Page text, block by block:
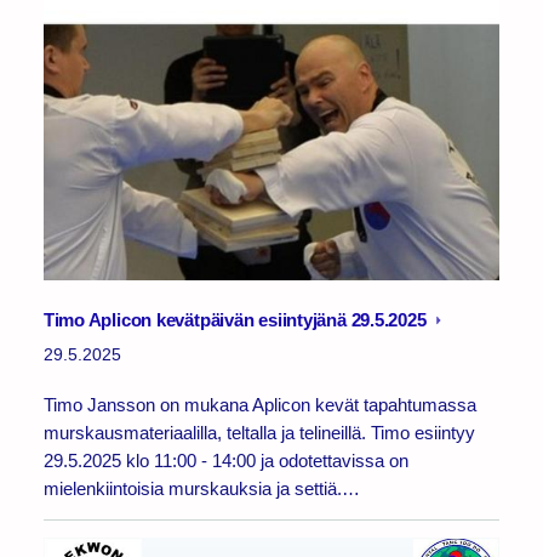
Timo Aplicon kevätpäivän esiintyjänä 29.5.2025
29.5.2025
Timo Jansson on mukana Aplicon kevät tapahtumassa
murskausmateriaalilla, teltalla ja telineillä. Timo esiintyy
29.5.2025 klo 11:00 - 14:00 ja odotettavissa on
mielenkiintoisia murskauksia ja settiä.…